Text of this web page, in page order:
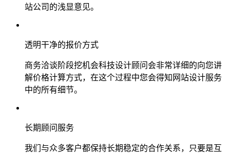
站公司的浅显意见。
透明干净的报价方式
商务洽谈阶段挖机会科技设计顾问会非常详细的向您讲
解价格计算方式，在这个过程中您会得知网站设计服务
中的所有细节。
长期顾问服务
我们与众多客户都保持长期稳定的合作关系，只要是互